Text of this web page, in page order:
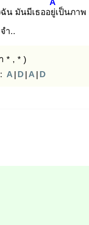
น มันมีเธออยู่เ
A
ป็นภาพ
จำ..
* , * )
A | D | A | D